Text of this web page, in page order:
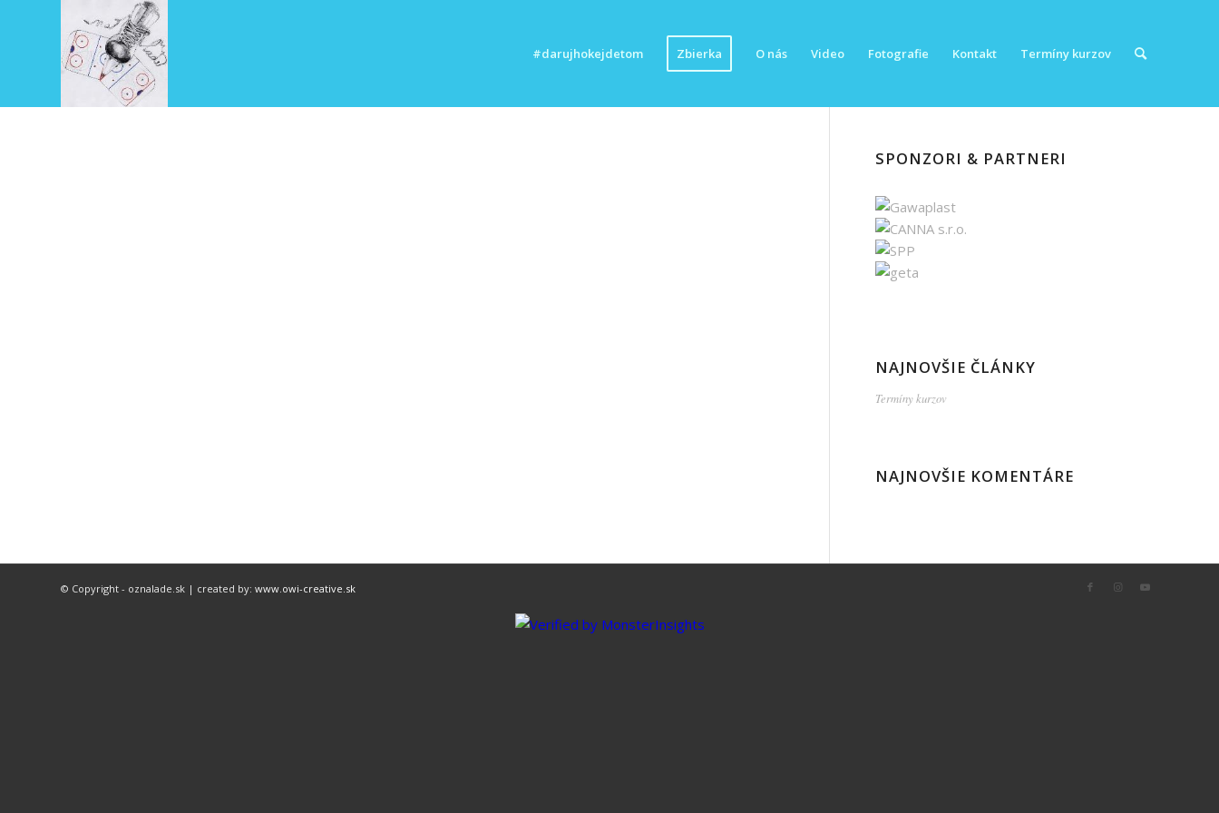
#darujhokejdetom Zbierka O nás Video Fotografie Kontakt Termíny kurzov
SPONZORI & PARTNERI
NAJNOVŠIE ČLÁNKY
Termíny kurzov
NAJNOVŠIE KOMENTÁRE
© Copyright - oznalade.sk | created by: www.owi-creative.sk